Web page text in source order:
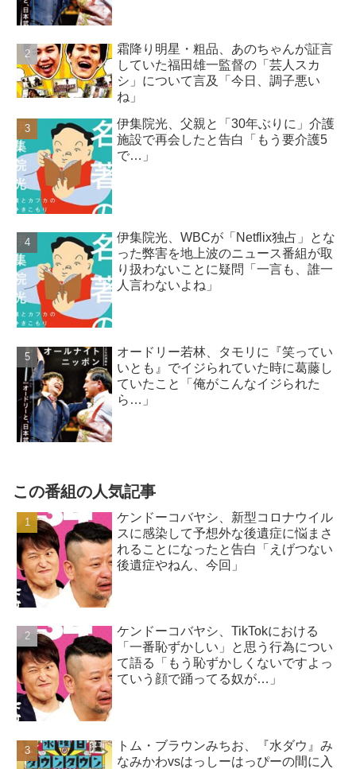
霜降り明星・粗品、あのちゃんが証言
していた福田雄一監督の「芸人スカ
シ」について言及「今日、調子悪い
ね」
伊集院光、父親と「30年ぶりに」介護
施設で再会したと告白「もう要介護5
で…」
伊集院光、WBCが「Netflix独占」とな
った弊害を地上波のニュース番組が取
り扱わないことに疑問「一言も、誰一
人言わないよね」
オードリー若林、タモリに『笑ってい
いとも』でイジられていた時に葛藤し
ていたこと「俺がこんなイジられた
ら…」
この番組の人気記事
ケンドーコバヤシ、新型コロナウイル
スに感染して予想外な後遺症に悩まさ
れることになったと告白「えげつない
後遺症やねん、今回」
ケンドーコバヤシ、TikTokにおける
「一番恥ずかしい」と思う行為につい
て語る「もう恥ずかしくないですよっ
ていう顔で踊ってる奴が…」
トム・ブラウンみちお、『水ダウ』み
なみかわvsはっしーはっぴーの間に入